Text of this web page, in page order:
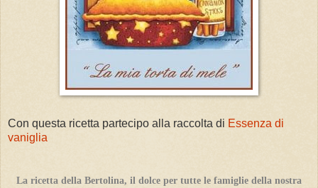
Con questa ricetta partecipo alla raccolta di Essenza di
vaniglia
La ricetta della Bertolina, il dolce per tutte le famiglie della nostra